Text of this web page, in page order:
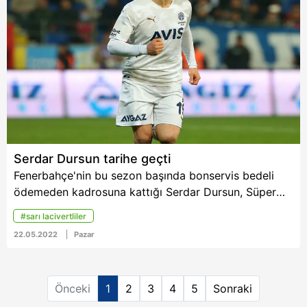
6698 sayılı Kişisel Verilerin Korunması Kanunu uyarınca
hazırlanmış Aydınlatma Metnimizi okumak ve sitemizde
ilgili mevzuata uygun olarak kullanılan çerezlerle ilgili bilgi
almak için lütfen tıklayınız.
bekliyor. İşte ayrıntılar...
Serdar Dursun tarihe geçti
Fenerbahçe'nin bu sezon başında bonservis bedeli
ödemeden kadrosuna kattığı Serdar Dursun, Süper
Lig'in son haftasında Yeni Malatyaspor ağlarını
havalandırarak ligi 15 golle tamamladı. Milli oyuncu
böylelikle Fenerbahçe'de son dönemin en başarılı
#sarı lacivertliler
22.05.2022 Pazar
Önceki 1 2 3 4 5 Sonraki